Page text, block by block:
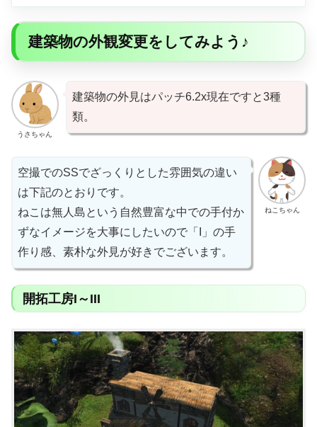
建築物の外観変更をしてみよう♪
うさちゃん
建築物の外見はパッチ6.2x現在ですと3種
類。
ねこちゃん
空撮でのSSでざっくりとした雰囲気の違い
は下記のとおりです。
ねこは無人島という自然豊富な中での手付か
ずなイメージを大事にしたいので「I」の手
作り感、素朴な外見が好きでございます。
開拓工房I～III